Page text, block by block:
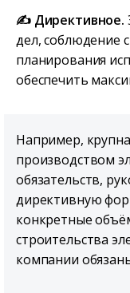
✍️ Директивное.
дел, соблюдение
планирования
обеспечить
Например,
производством
обязательств,
директивную
конкретные
строительства
компании